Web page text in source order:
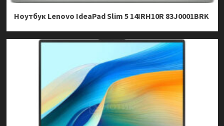
Ноутбук Lenovo IdeaPad Slim 5 14IRH10R 83J0001BRK